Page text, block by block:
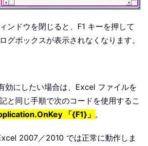
ンドウを閉じると、F1 キーを押して
グボックスが表示されなくなります。
効にしたい場合は、Excel ファイルを
と同じ手順で次のコードを使用するこ
「{F1}」 。
2007／2010 では正常に動作しま